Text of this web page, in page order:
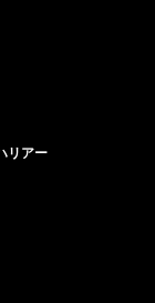
リアー